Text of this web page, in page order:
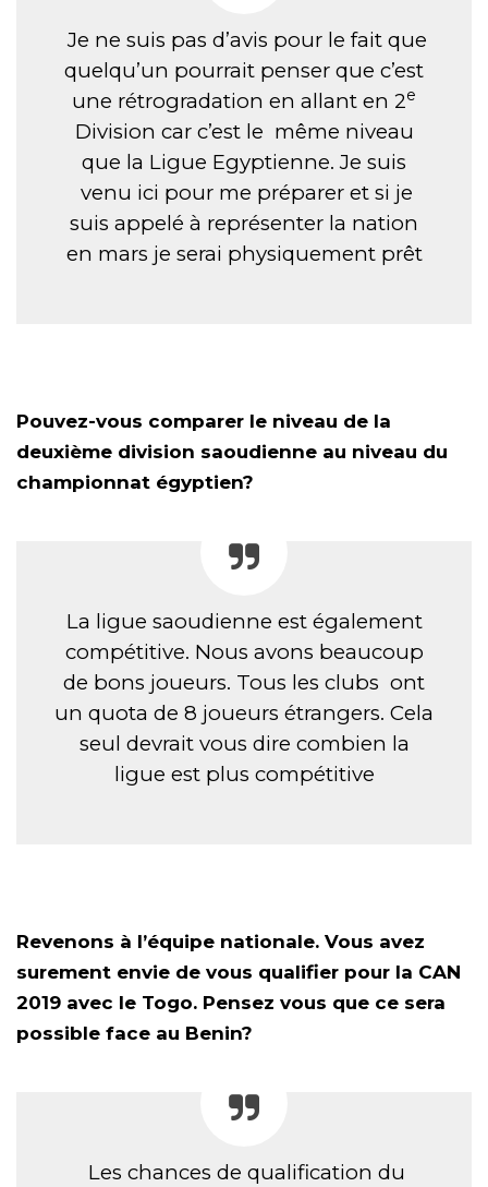
Je ne suis pas d’avis pour le fait que
quelqu’un pourrait penser que c’est
une rétrogradation en allant en 2e
Division car c’est le même niveau
que la Ligue Egyptienne. Je suis
venu ici pour me préparer et si je
suis appelé à représenter la nation
en mars je serai physiquement prêt
Pouvez-vous comparer le niveau de la
deuxième division saoudienne au niveau du
championnat égyptien?
La ligue saoudienne est également
compétitive. Nous avons beaucoup
de bons joueurs. Tous les clubs ont
un quota de 8 joueurs étrangers. Cela
seul devrait vous dire combien la
ligue est plus compétitive
Revenons à l’équipe nationale. Vous avez
surement envie de vous qualifier pour la CAN
2019 avec le Togo. Pensez vous que ce sera
possible face au Benin?
Les chances de qualification du